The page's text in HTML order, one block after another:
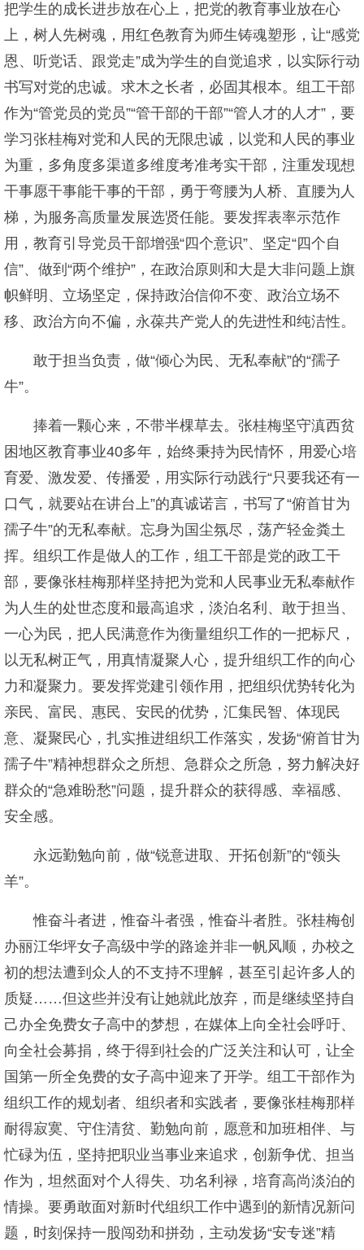
把学生的成长进步放在心上，把党的教育事业放在心
上，树人先树魂，用红色教育为师生铸魂塑形，让“感党
恩、听党话、跟党走”成为学生的自觉追求，以实际行动
书写对党的忠诚。求木之长者，必固其根本。组工干部
作为“管党员的党员”“管干部的干部”“管人才的人才”，要
学习张桂梅对党和人民的无限忠诚，以党和人民的事业
为重，多角度多渠道多维度考准考实干部，注重发现想
干事愿干事能干事的干部，勇于弯腰为人桥、直腰为人
梯，为服务高质量发展选贤任能。要发挥表率示范作
用，教育引导党员干部增强“四个意识”、坚定“四个自
信”、做到“两个维护”，在政治原则和大是大非问题上旗
帜鲜明、立场坚定，保持政治信仰不变、政治立场不
移、政治方向不偏，永葆共产党人的先进性和纯洁性。
敢于担当负责，做“倾心为民、无私奉献”的“孺子
牛”。
捧着一颗心来，不带半棵草去。张桂梅坚守滇西贫
困地区教育事业40多年，始终秉持为民情怀，用爱心培
育爱、激发爱、传播爱，用实际行动践行“只要我还有一
口气，就要站在讲台上”的真诚诺言，书写了“俯首甘为
孺子牛”的无私奉献。忘身为国尘氛尽，荡产轻金粪土
挥。组织工作是做人的工作，组工干部是党的政工干
部，要像张桂梅那样坚持把为党和人民事业无私奉献作
为人生的处世态度和最高追求，淡泊名利、敢于担当、
一心为民，把人民满意作为衡量组织工作的一把标尺，
以无私树正气，用真情凝聚人心，提升组织工作的向心
力和凝聚力。要发挥党建引领作用，把组织优势转化为
亲民、富民、惠民、安民的优势，汇集民智、体现民
意、凝聚民心，扎实推进组织工作落实，发扬“俯首甘为
孺子牛”精神想群众之所想、急群众之所急，努力解决好
群众的“急难盼愁”问题，提升群众的获得感、幸福感、
安全感。
永远勤勉向前，做“锐意进取、开拓创新”的“领头
羊”。
惟奋斗者进，惟奋斗者强，惟奋斗者胜。张桂梅创
办丽江华坪女子高级中学的路途并非一帆风顺，办校之
初的想法遭到众人的不支持不理解，甚至引起许多人的
质疑……但这些并没有让她就此放弃，而是继续坚持自
己办全免费女子高中的梦想，在媒体上向全社会呼吁、
向全社会募捐，终于得到社会的广泛关注和认可，让全
国第一所全免费的女子高中迎来了开学。组工干部作为
组织工作的规划者、组织者和实践者，要像张桂梅那样
耐得寂寞、守住清贫、勤勉向前，愿意和加班相伴、与
忙碌为伍，坚持把职业当事业来追求，创新争优、担当
作为，坦然面对个人得失、功名利禄，培育高尚淡泊的
情操。要勇敢面对新时代组织工作中遇到的新情况新问
题，时刻保持一股闯劲和拼劲，主动发扬“安专迷”精